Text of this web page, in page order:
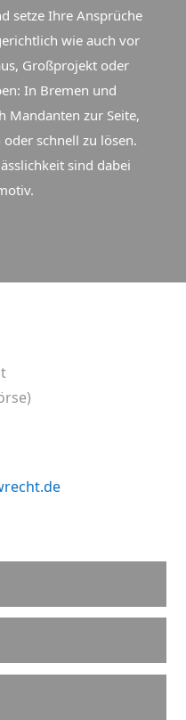
setze Ihre Ansprüche
wie auch vor
Großprojekt oder
In Bremen und
Mandanten zur Seite,
schnell zu lösen.
sind dabei